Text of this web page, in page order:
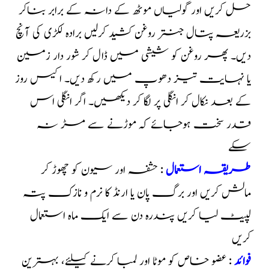
حل کریں اور گولیاں موٹھ کے دانہ کے برابر بناکر
بزریعہ پتال جنتر روغن کشید کرلیں برادہ لکڑی کی آنچ
دیں۔ پھر روغن کو شیشی میں ڈال کر شور دار زمین
یا نہایت تیز دھوپ میں رکھ دیں۔ اکیس روز
کے بعد نکال کر انگلی پر لگا کر دیکھیں۔ اگر انگلی اس
قدر سخت ہوجائے کہ موڑنے سے مڑ نہ
سکے
طریقہ استعمال: حشفہ اور سیون کو چھوڑ کر
مالش کریں اور برگ پان یا ارنڈ کا نرم و نازک پتہ
لپیٹ لیا کریں پندرہ دن سے ایک ماہ استعمال
کریں
فوائد: عضو خاص کو موٹا اور لمبا کرنے کیلئے، بہترین